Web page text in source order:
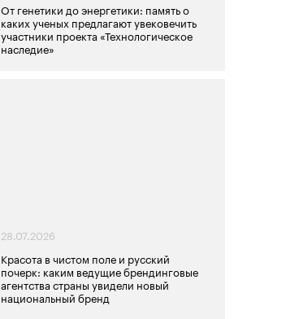
От генетики до энергетики: память о
каких ученых предлагают увековечить
участники проекта «Технологическое
наследие»
28.07.2026
Красота в чистом поле и русский
почерк: каким ведущие брендинговые
агентства страны увидели новый
национальный бренд